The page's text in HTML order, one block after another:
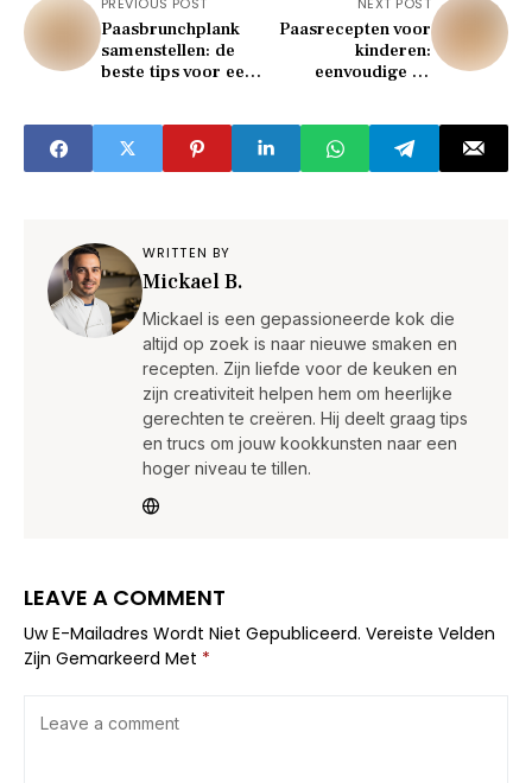
Paasbrunchplank
samenstellen: de
beste tips voor een
Paasrecepten voor
kinderen:
eenvoudige en
WRITTEN BY
Mickael B.
Mickael is een gepassioneerde kok die
altijd op zoek is naar nieuwe smaken en
recepten. Zijn liefde voor de keuken en
zijn creativiteit helpen hem om heerlijke
gerechten te creëren. Hij deelt graag tips
en trucs om jouw kookkunsten naar een
hoger niveau te tillen.
LEAVE A COMMENT
Uw E-Mailadres Wordt Niet Gepubliceerd. Vereiste Velden
Zijn Gemarkeerd Met *